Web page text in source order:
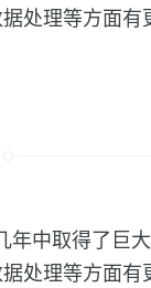
处理等方面
中取得了巨
处理等方面